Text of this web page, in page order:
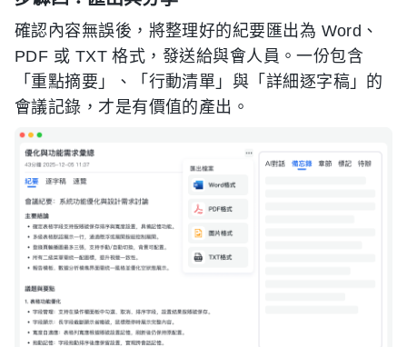
確認內容無誤後，將整理好的紀要匯出為 Word、
PDF 或 TXT 格式，發送給與會人員。一份包含
「重點摘要」、「行動清單」與「詳細逐字稿」的
會議記錄，才是有價值的產出。